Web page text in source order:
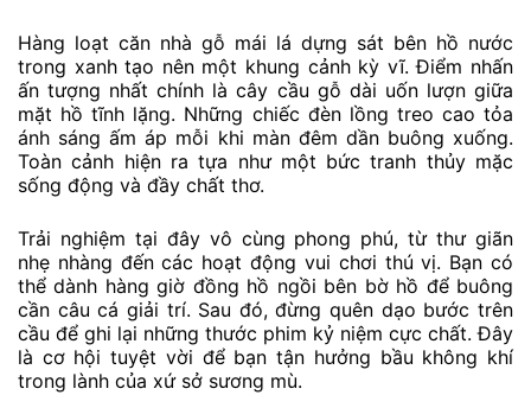
Hàng loạt căn nhà gỗ mái lá dựng sát bên hồ nước
trong xanh tạo nên một khung cảnh kỳ vĩ. Điểm nhấn
ấn tượng nhất chính là cây cầu gỗ dài uốn lượn giữa
mặt hồ tĩnh lặng. Những chiếc đèn lồng treo cao tỏa
ánh sáng ấm áp mỗi khi màn đêm dần buông xuống.
Toàn cảnh hiện ra tựa như một bức tranh thủy mặc
sống động và đầy chất thơ.
Trải nghiệm tại đây vô cùng phong phú, từ thư giãn
nhẹ nhàng đến các hoạt động vui chơi thú vị. Bạn có
thể dành hàng giờ đồng hồ ngồi bên bờ hồ để buông
cần câu cá giải trí. Sau đó, đừng quên dạo bước trên
cầu để ghi lại những thước phim kỷ niệm cực chất. Đây
là cơ hội tuyệt vời để bạn tận hưởng bầu không khí
trong lành của xứ sở sương mù.